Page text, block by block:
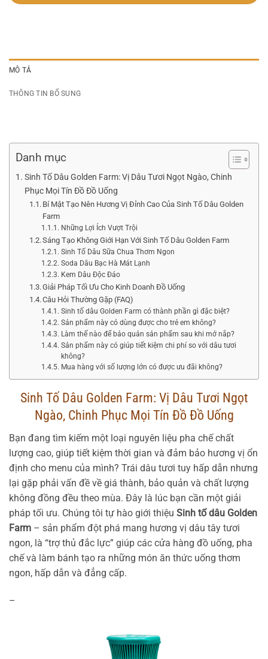
MÔ TẢ
THÔNG TIN BỔ SUNG
Danh mục
Sinh Tố Dâu Golden Farm: Vị Dâu Tươi Ngọt Ngào, Chinh
Phục Mọi Tín Đồ Đồ Uống
Bí Mật Tạo Nên Hương Vị Đỉnh Cao Của Sinh Tố Dâu Golden
Farm
Những Lợi Ích Vượt Trội
Sáng Tạo Không Giới Hạn Với Sinh Tố Dâu Golden Farm
Sinh Tố Dâu Sữa Chua Thơm Ngon
Soda Dâu Bạc Hà Mát Lạnh
Kem Dâu Độc Đáo
Giải Pháp Tối Ưu Cho Kinh Doanh Đồ Uống
Câu Hỏi Thường Gặp (FAQ)
Sinh tố dâu Golden Farm có thành phần gì đặc biệt?
Sản phẩm này có dùng được cho trẻ em không?
Làm thế nào để bảo quản sản phẩm sau khi mở nắp?
Sản phẩm này có giúp tiết kiệm chi phí so với dâu tươi
không?
Mua hàng với số lượng lớn có được ưu đãi không?
Sinh Tố Dâu Golden Farm: Vị Dâu Tươi Ngọt
Ngào, Chinh Phục Mọi Tín Đồ Đồ Uống
Bạn đang tìm kiếm một loại nguyên liệu pha chế chất
lượng cao, giúp tiết kiệm thời gian và đảm bảo hương vị ổn
định cho menu của mình? Trái dâu tươi tuy hấp dẫn nhưng
lại gặp phải vấn đề về giá thành, bảo quản và chất lượng
không đồng đều theo mùa. Đây là lúc bạn cần một giải
pháp tối ưu. Chúng tôi tự hào giới thiệu Sinh tố dâu Golden
Farm – sản phẩm đột phá mang hương vị dâu tây tươi
ngon, là “trợ thủ đắc lực” giúp các cửa hàng đồ uống, pha
chế và làm bánh tạo ra những món ăn thức uống thơm
ngon, hấp dẫn và đẳng cấp.
–